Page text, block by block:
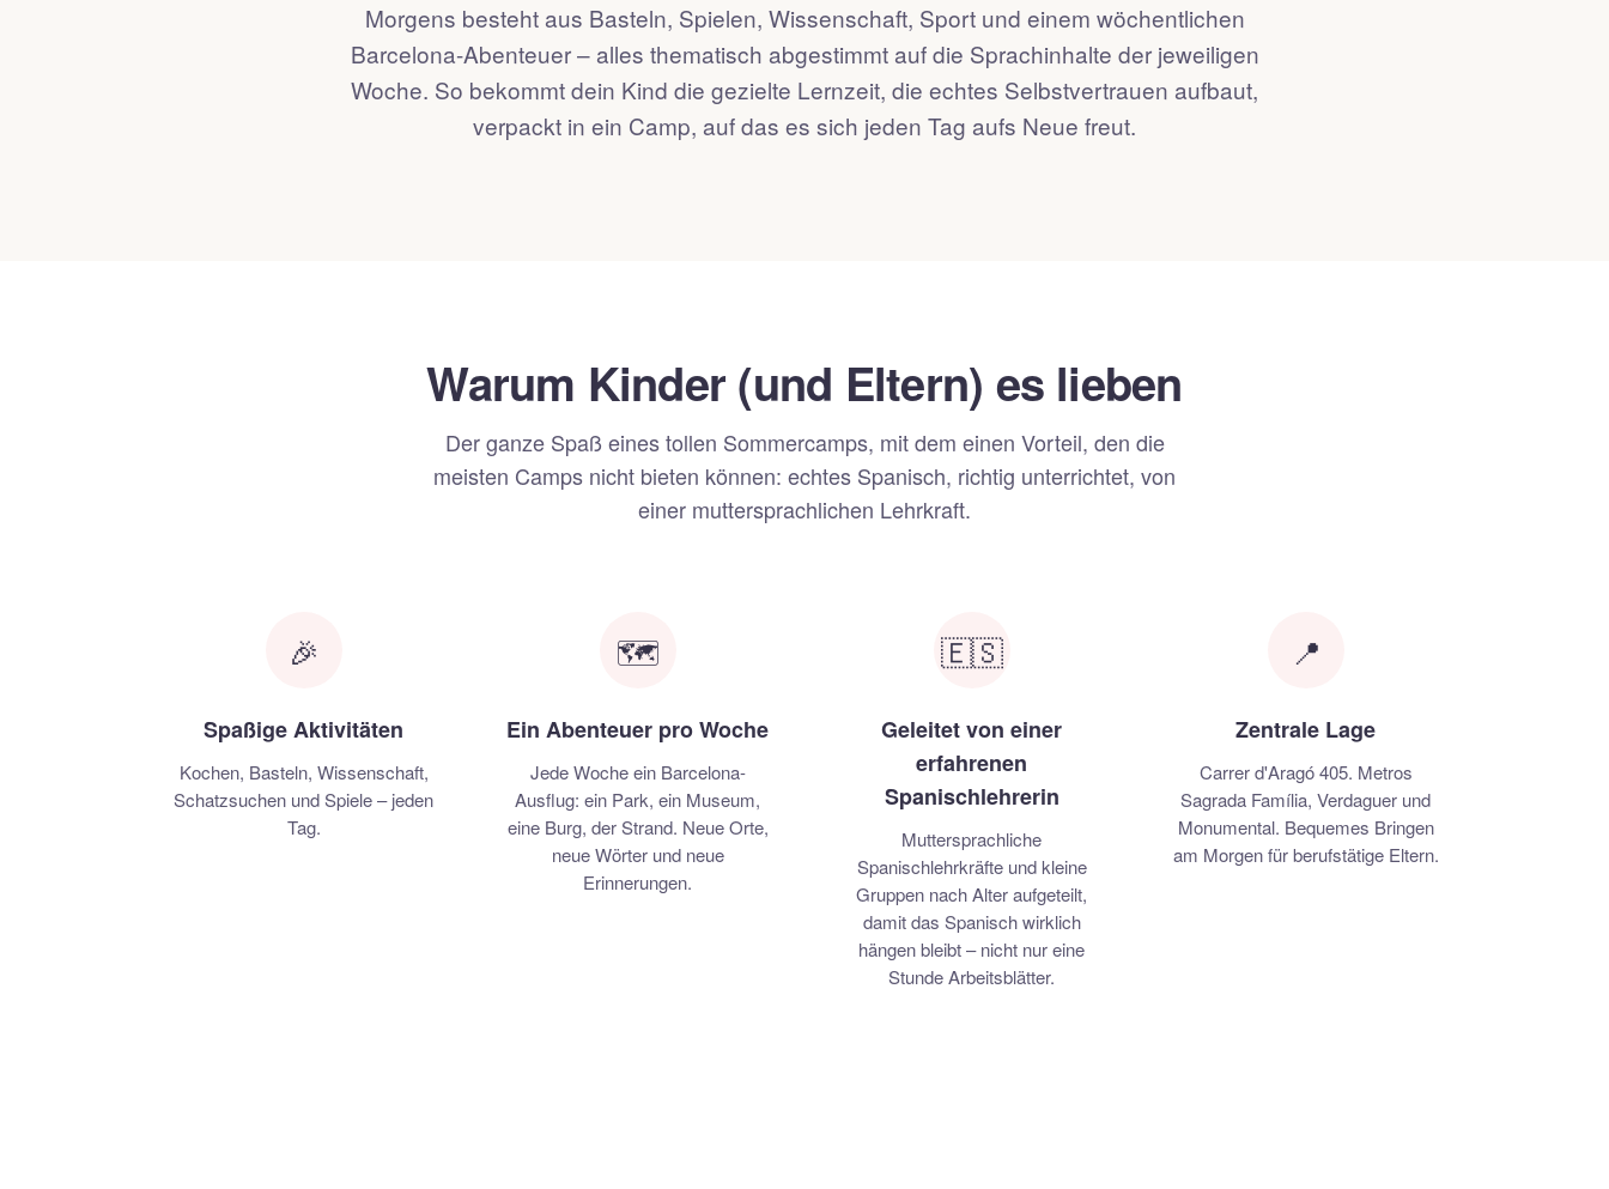
Morgens besteht aus Basteln, Spielen, Wissenschaft, Sport und einem wöchentlichen
Barcelona-Abenteuer – alles thematisch abgestimmt auf die Sprachinhalte der jeweiligen
Woche. So bekommt dein Kind die gezielte Lernzeit, die echtes Selbstvertrauen aufbaut,
verpackt in ein Camp, auf das es sich jeden Tag aufs Neue freut.
Warum Kinder (und Eltern) es lieben
Der ganze Spaß eines tollen Sommercamps, mit dem einen Vorteil, den die
meisten Camps nicht bieten können: echtes Spanisch, richtig unterrichtet, von
einer muttersprachlichen Lehrkraft.
🎉
Spaßige Aktivitäten
Kochen, Basteln, Wissenschaft,
Schatzsuchen und Spiele – jeden
Tag.
🗺️
Ein Abenteuer pro Woche
Jede Woche ein Barcelona-
Ausflug: ein Park, ein Museum,
eine Burg, der Strand. Neue Orte,
neue Wörter und neue
Erinnerungen.
🇪🇸
Geleitet von einer
erfahrenen
Spanischlehrerin
Muttersprachliche
Spanischlehrkräfte und kleine
Gruppen nach Alter aufgeteilt,
damit das Spanisch wirklich
hängen bleibt – nicht nur eine
Stunde Arbeitsblätter.
📍
Zentrale Lage
Carrer d'Aragó 405. Metros
Sagrada Família, Verdaguer und
Monumental. Bequemes Bringen
am Morgen für berufstätige Eltern.